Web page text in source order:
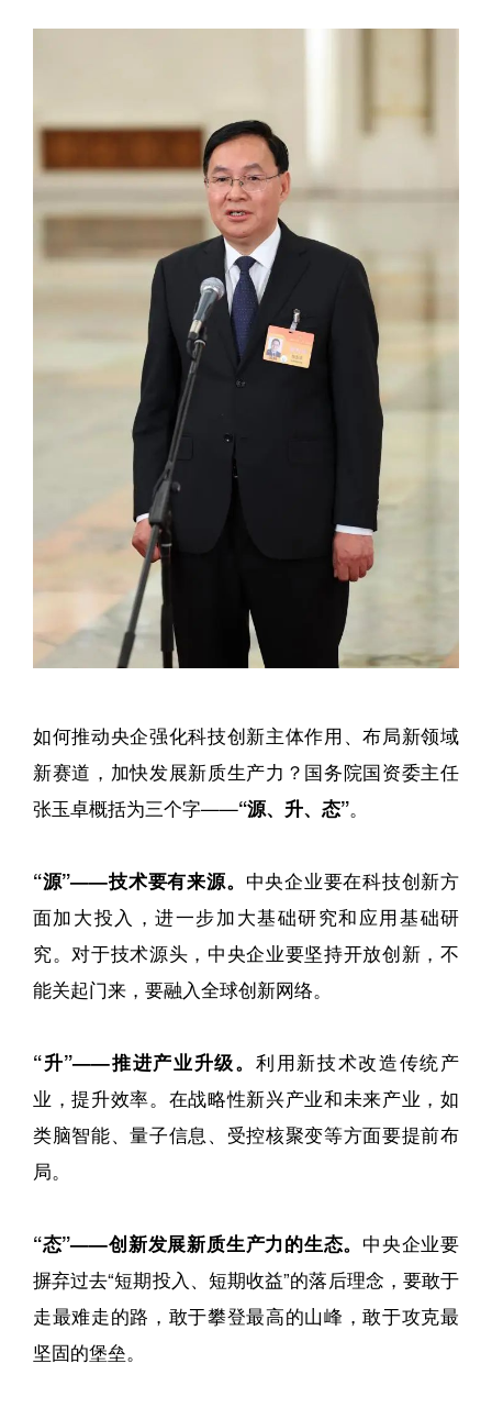
如何推动央企强化科技创新主体作用、布局新领域
新赛道，加快发展新质生产力？国务院国资委主任
张玉卓概括为三个字——“源、升、态”。
“源”——技术要有来源。 中央企业要在科技创新方
面加大投入，进一步加大基础研究和应用基础研
究。对于技术源头，中央企业要坚持开放创新，不
能关起门来，要融入全球创新网络。
“升”——推进产业升级。 利用新技术改造传统产
业，提升效率。在战略性新兴产业和未来产业，如
类脑智能、量子信息、受控核聚变等方面要提前布
局。
“态”——创新发展新质生产力的生态。 中央企业要
摒弃过去“短期投入、短期收益”的落后理念，要敢于
走最难走的路，敢于攀登最高的山峰，敢于攻克最
坚固的堡垒。